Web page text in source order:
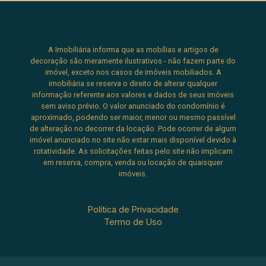
residência. Boiler Heliotek com capacidade para
400 litros. Sistema elétrico independente por
pavimento, com quadros individuais, proteção
DR e duas barras de aterramento. Pontos de
energia em 110 e 220 volts. Duas caixas d?água
de 750 litros. Esquadrias de alumínio linhas Gold
e Suprema. Tampas de alumínio nas caixas de
serviço (Sabesp, EDP e Comgás). O condomínio
O Residencial Jaguary oferece lazer completo,
Playground Quadra de futsal Quadra de vôlei de
areia Campo de futebol society com grama
A Imobiliária informa que as mobílias e artigos de
decoração são meramente ilustrativos - não fazem parte do
imóvel, exceto nos casos de imóveis mobiliados. A
imobiliária se reserva o direito de alterar qualquer
informação referente aos valores e dados de seus imóveis
sem aviso prévio. O valor anunciado do condomínio é
aproximado, podendo ser maior, menor ou mesmo passível
de alteração no decorrer da locação. Pode ocorrer de algum
imóvel anunciado no site não estar mais disponível devido à
rotatividade. As solicitações feitas pelo site não implicam
em reserva, compra, venda ou locação de quaisquer
imóveis.
Política de Privacidade
Termo de Uso